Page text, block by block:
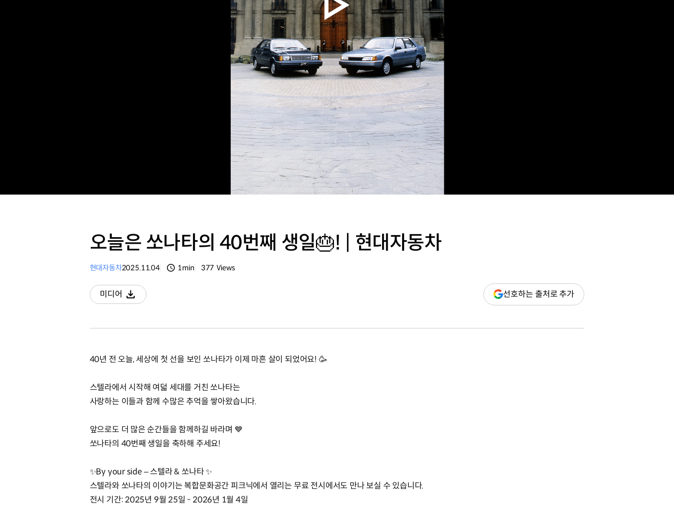
오늘은 쏘나타의 40번째 생일🎂! | 현대자동차
현대자동차2025.11.04 1min 377 Views
미디어
다운로드
선호하는 출처로 추가(새
창
40년 전 오늘, 세상에 첫 선을 보인 쏘나타가 이제 마흔 살이 되었어요! 🥳
스텔라에서 시작해 여덟 세대를 거친 쏘나타는
사랑하는 이들과 함께 수많은 추억을 쌓아왔습니다.
앞으로도 더 많은 순간들을 함께하길 바라며 💙
쏘나타의 40번째 생일을 축하해 주세요!
✨By your side – 스텔라 & 쏘나타 ✨
스텔라와 쏘나타의 이야기는 복합문화공간 피크닉에서 열리는 무료 전시에서도 만나 보실 수 있습니다.
전시 기간: 2025년 9월 25일 - 2026년 1월 4일